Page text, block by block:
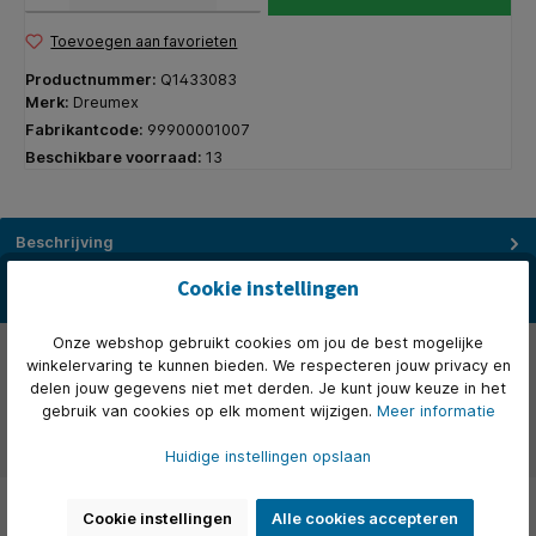
Toevoegen aan favorieten
Productnummer: Q1433083
Merk: Dreumex
Fabrikantcode: 99900001007
Beschikbare voorraad: 13
Beschrijving
* Deze luchtverfrisser is speciaal ontwikkeld om, in combi…
Eigenschappen
Over het merk
Cookie instellingen
Onze webshop gebruikt cookies om jou de best mogelijke
winkelervaring te kunnen bieden. We respecteren jouw privacy en
delen jouw gegevens niet met derden. Je kunt jouw keuze in het
gebruik van cookies op elk moment wijzigen. Meer informatie
Huidige instellingen opslaan
Cookie instellingen Alle cookies accepteren